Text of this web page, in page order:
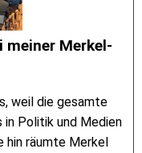
meiner Merkel-
weil die gesamte
Politik und Medien
hin räumte Merkel